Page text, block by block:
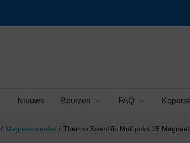
Nieuws Beurzen FAQ
/ Magneetroerder / Thermo Scientific Multipoint 15